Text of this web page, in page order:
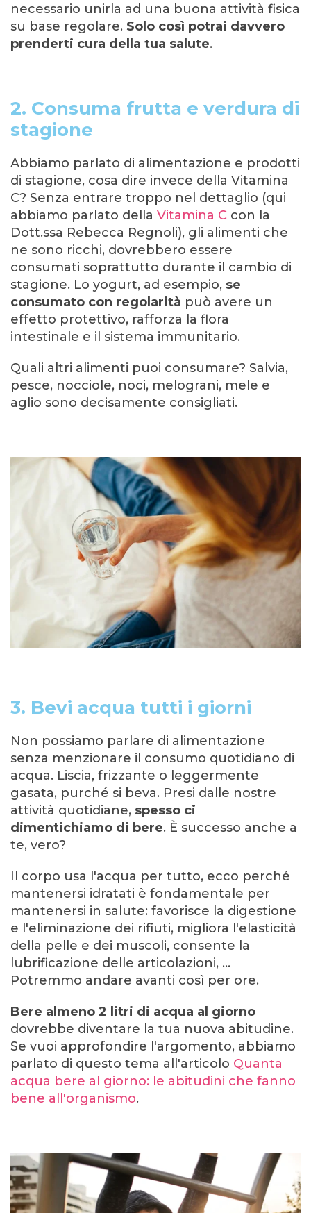
necessario unirla ad una buona attività fisica
su base regolare. Solo così potrai davvero
prenderti cura della tua salute.
2. Consuma frutta e verdura di
stagione
Abbiamo parlato di alimentazione e prodotti
di stagione, cosa dire invece della Vitamina
C? Senza entrare troppo nel dettaglio (qui
abbiamo parlato della Vitamina C con la
Dott.ssa Rebecca Regnoli), gli alimenti che
ne sono ricchi, dovrebbero essere
consumati soprattutto durante il cambio di
stagione. Lo yogurt, ad esempio, se
consumato con regolarità può avere un
effetto protettivo, rafforza la flora
intestinale e il sistema immunitario.
Quali altri alimenti puoi consumare? Salvia,
pesce, nocciole, noci, melograni, mele e
aglio sono decisamente consigliati.
3. Bevi acqua tutti i giorni
Non possiamo parlare di alimentazione
senza menzionare il consumo quotidiano di
acqua. Liscia, frizzante o leggermente
gasata, purché si beva. Presi dalle nostre
attività quotidiane, spesso ci
dimentichiamo di bere. È successo anche a
te, vero?
Il corpo usa l'acqua per tutto, ecco perché
mantenersi idratati è fondamentale per
mantenersi in salute: favorisce la digestione
e l'eliminazione dei rifiuti, migliora l'elasticità
della pelle e dei muscoli, consente la
lubrificazione delle articolazioni, ...
Potremmo andare avanti così per ore.
Bere almeno 2 litri di acqua al giorno
dovrebbe diventare la tua nuova abitudine.
Se vuoi approfondire l'argomento, abbiamo
parlato di questo tema all'articolo Quanta
acqua bere al giorno: le abitudini che fanno
bene all'organismo.